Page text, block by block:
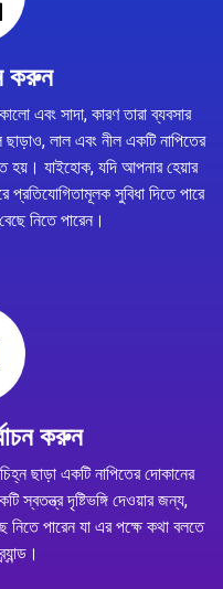
করুন
এবং সাদা, কারণ তারা ব্যবসার
লাল এবং নীল একটি নাপিতের
হয়। যাইহোক, যদি আপনার হেয়ার
সুবিধা দিতে পারে
নিতে পারেন।
করুন
ছাড়া একটি নাপিতের দোকানের
দৃষ্টিভঙ্গি দেওয়ার জন্য,
পারেন যা এর পক্ষে কথা বলতে